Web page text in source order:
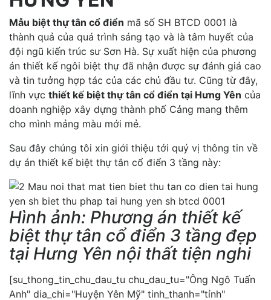
Mẫu biệt thự tân cổ điển mã số SH BTCD 0001 là
thành quả của quá trình sáng tạo và là tâm huyết của
đội ngũ kiến trúc sư Sơn Hà. Sự xuất hiện của phương
án thiết kế ngôi biệt thự đã nhận được sự đánh giá cao
và tin tưởng hợp tác của các chủ đầu tư. Cũng từ đây,
lĩnh vực thiết kế biệt thự tân cổ điển tại Hưng Yên của
doanh nghiệp xây dựng thành phố Cảng mang thêm
cho mình mảng màu mới mẻ.
Sau đây chúng tôi xin giới thiệu tới quý vị thông tin về
dự án thiết kế biệt thự tân cổ điển 3 tầng này:
Hình ảnh: Phương án thiết kế
biệt thự tân cổ điển 3 tầng đẹp
tại Hưng Yên nội thất tiện nghi
[su_thong_tin_chu_dau_tu chu_dau_tu="Ông Ngô Tuấn
Anh" dia_chi="Huyện Yên Mỹ" tinh_thanh="tỉnh"